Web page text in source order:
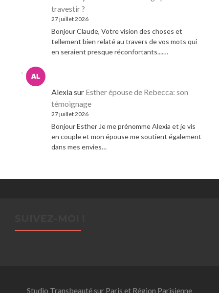
travestir ?
27 juillet 2026
Bonjour Claude, Votre vision des choses et
tellement bien relaté au travers de vos mots qui
en seraient presque réconfortants....…
Alexiasur Esther épouse de Rebecca: son
témoignage
27 juillet 2026
Bonjour Esther Je me prénomme Alexia et je vis
en couple et mon épouse me soutient également
dans mes envies…
Studio Transbeauté sur Paris et Région Parisienne